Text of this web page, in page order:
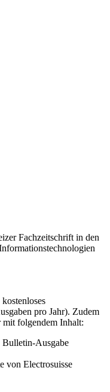
Fachzeitschrift in den
pro Jahr). Zudem
mit folgendem Inhalt:
Ausgabe
von Electrosuisse